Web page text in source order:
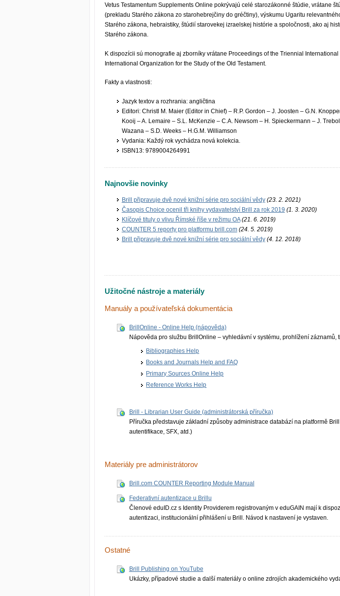
Vetus Testamentum Supplements Online pokrývajú celé starozákonné štúdie, vrátane
(prekladu Starého zákona zo starohebrejčiny do gréčtiny), výskumu Ugaritu
Starého zákona, hebraistiky, štúdií starovekej izraelskej histórie a spoločnosti, ako aj
Starého zákona.
K dispozícii sú monografie aj zborníky vrátane Proceedings of the Triennial International
International Organization for the Study of the Old Testament.
Fakty a vlastnosti:
Jazyk textov a rozhrania: angličtina
Editori: Christl M. Maier (Editor in Chief) – R.P. Gordon – J. Joosten – G.N.
Kooij – A. Lemaire – S.L. McKenzie – C.A. Newsom – H. Spieckermann – J.
Wazana – S.D. Weeks – H.G.M. Williamson
Vydania: Každý rok vychádza nová kolekcia.
ISBN13: 9789004264991
Najnovšie novinky
Brill připravuje dvě nové knižní série pro sociální vědy (23. 2. 2021)
Časopis Choice ocenil tři knihy vydavatelství Brill za rok 2019 (1. 3. 2020)
Klíčové tituly o vlivu Římské říše v režimu OA (21. 6. 2019)
COUNTER 5 reporty pro platformu brill.com (24. 5. 2019)
Brill připravuje dvě nové knižní série pro sociální vědy (4. 12. 2018)
Užitočné nástroje a materiály
Manuály a používateľská dokumentácia
BrillOnline - Online Help (nápověda)
Nápověda pro službu BrillOnline – vyhledávní v systému, prohlížení záznamů,
Bibliographies Help
Books and Journals Help and FAQ
Primary Sources Online Help
Reference Works Help
Brill - Librarian User Guide (administrátorská příručka)
Příručka představuje základní způsoby administrace databází na platformě
autentifikace, SFX, atd.)
Materiály pre administrátorov
Brill.com COUNTER Reporting Module Manual
Federativní autentizace u Brillu
Členové eduID.cz s Identity Providerem registrovaným v eduGAIN mají k
autentizaci, institucionální přihlášení u Brill. Návod k nastavení je vystaven.
Ostatné
Brill Publishing on YouTube
Ukázky, případové studie a další materiály o online zdrojích akademického